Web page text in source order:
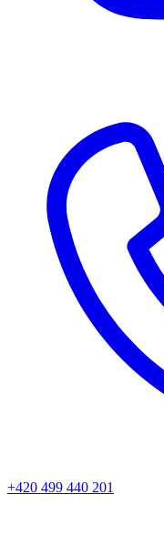
+420 499 440 201